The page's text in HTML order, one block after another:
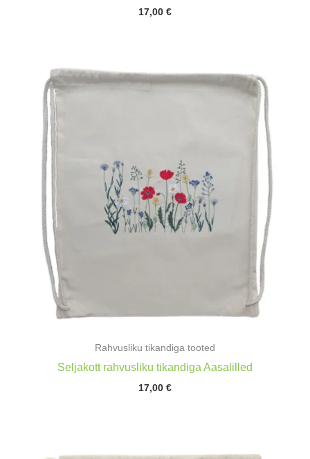
17,00 €
Rahvusliku tikandiga tooted
Seljakott rahvusliku tikandiga Aasalilled
17,00 €